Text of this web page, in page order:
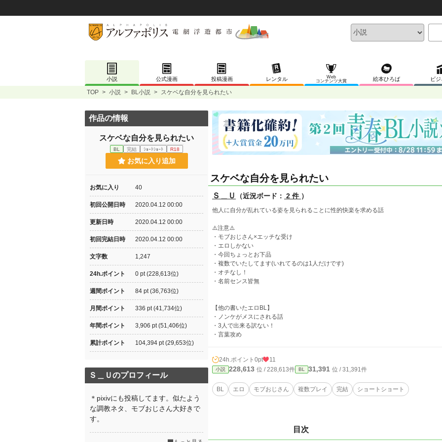
小説 公式漫画 投稿漫画 レンタル
Web
コンテンツ大賞
絵本ひろば ビ
TOP > 小説 > BL小説 > スケベな自分を見られたい
スケベな自分を見られたい
Ｓ＿Ｕ （近況ボード： 2 件 ）
他人に自分が乱れている姿を見られることに性的快楽を求める話
⚠️注意⚠️
・モブおじさん×エッチな受け
・エロしかない
・今回ちょっとお下品
・複数でいたしてます(いれてるのは1人だけです)
・オチなし！
・名前センス皆無
【他の書いたエロBL】
・ノンケがメスにされる話
・3人で出来る訳ない！
・言葉攻め
24h.ポイント 0pt 11
小説 228,613 位 / 228,613件 BL 31,391 位 / 31,391件
BL エロ モブおじさん 複数プレイ 完結 ショートショート
目次
作品の情報
スケベな自分を見られたい
BL 完結 ｼｮｰﾄｼｮｰﾄ R18
お気に入り追加
お気に入り 40
初回公開日時 2020.04.12 00:00
更新日時 2020.04.12 00:00
初回完結日時 2020.04.12 00:00
文字数 1,247
24h.ポイント 0 pt (228,613位)
週間ポイント 84 pt (36,763位)
月間ポイント 336 pt (41,734位)
年間ポイント 3,906 pt (51,406位)
累計ポイント 104,394 pt (29,653位)
Ｓ＿Ｕのプロフィール
＊pixivにも投稿してます。似たよう
な調教ネタ、モブおじさん大好きで
す。